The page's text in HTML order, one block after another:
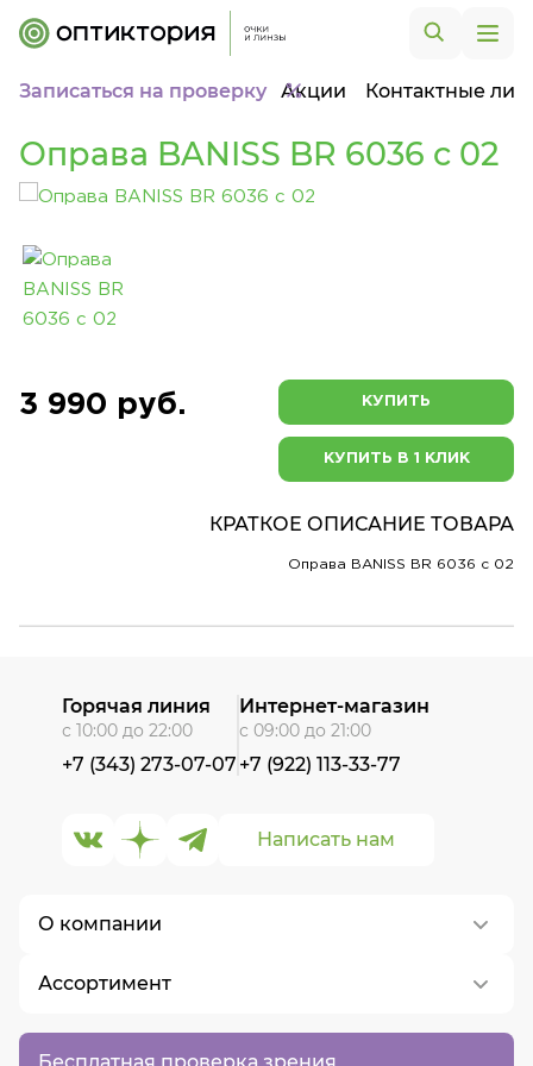
Записаться на проверку Акции Контактные
Оправа BANISS BR 6036 c 02
3 990 руб. КУПИТЬ
КУПИТЬ В 1 КЛИК
КРАТКОЕ ОПИСАНИЕ ТОВАРА
Оправа BANISS BR 6036 c 02
Бесплатная проверка зрения
О компании
О нас
Контакты
Ассортимент
Написать нам
Горячая линия
с 10:00 до 22:00
+7 (343) 273-07-07
Интернет-магазин
с 09:00 до 21:00
+7 (922) 113-33-77